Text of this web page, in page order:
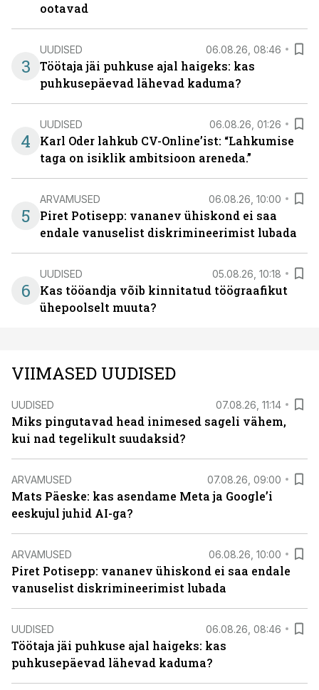
ootavad
3
UUDISED 06.08.26, 08:46
Töötaja jäi puhkuse ajal haigeks: kas
puhkusepäevad lähevad kaduma?
4
UUDISED 06.08.26, 01:26
Karl Oder lahkub CV-Online’ist: “Lahkumise
taga on isiklik ambitsioon areneda.”
5
ARVAMUSED 06.08.26, 10:00
Piret Potisepp: vananev ühiskond ei saa
endale vanuselist diskrimineerimist lubada
6
UUDISED 05.08.26, 10:18
Kas tööandja võib kinnitatud töögraafikut
ühepoolselt muuta?
VIIMASED UUDISED
UUDISED 07.08.26, 11:14
Miks pingutavad head inimesed sageli vähem,
kui nad tegelikult suudaksid?
ARVAMUSED 07.08.26, 09:00
Mats Päeske: kas asendame Meta ja Google’i
eeskujul juhid AI-ga?
ARVAMUSED 06.08.26, 10:00
Piret Potisepp: vananev ühiskond ei saa endale
vanuselist diskrimineerimist lubada
UUDISED 06.08.26, 08:46
Töötaja jäi puhkuse ajal haigeks: kas
puhkusepäevad lähevad kaduma?